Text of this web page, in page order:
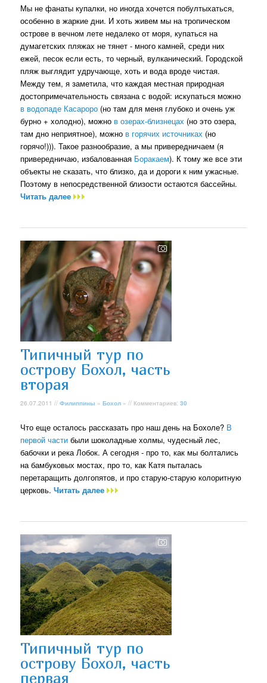
Мы не фанаты купалки, но иногда хочется побултыхаться,
особенно в жаркие дни. И хоть живем мы на тропическом
острове в вечном лете недалеко от моря, купаться на
думагетских пляжах не тянет - много камней, среди них
ежей, песок если есть, то черный, вулканический. Городской
пляж выглядит удручающе, хоть и вода вроде чистая.
Между тем, я заметила, что каждая местная природная
достопримечательность связана с водой: искупаться можно
в водопаде Касароро (но там для меня глубоко и очень уж
бурно + холодно), можно в озерах-близнецах (но это озера,
там дно неприятное), можно в горячих источниках (но
горячо!))). Такое разнообразие, а мы привередничаем (я
привередничаю, избалованная Боракаем). К тому же все эти
объекты не сказать, что близко, да и дороги к ним ужасные.
Поэтому в непосредственной близости остаются бассейны.
Читать далее
Типичный тур по
острову Бохол, часть
вторая
26.07.2011 //Филиппины »Бохол » // Комментариев:30
Что еще осталось рассказать про наш день на Бохоле? В
первой части были шоколадные холмы, чудесный лес,
бабочки и река Лобок. А сегодня - про то, как мы болтались
на бамбуковых мостах, про то, как Катя пыталась
перетаращить долгопятов, и про старую-старую колоритную
церковь.Читать далее
Типичный тур по
острову Бохол, часть
первая